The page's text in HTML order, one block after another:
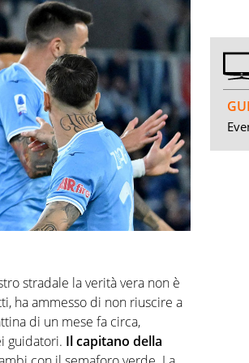
stradale la verità vera non è
ha ammesso di non riuscire a
di un mese fa circa,
guidatori. Il capitano della